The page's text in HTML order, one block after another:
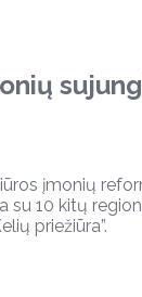
įmonių
su 10 kitų
priežiūra”.